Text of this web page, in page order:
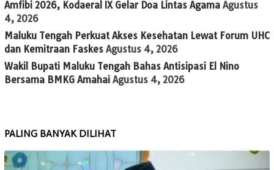
Amfibi 2026, Kodaeral IX Gelar Doa Lintas Agama Agustus
4, 2026
Maluku Tengah Perkuat Akses Kesehatan Lewat Forum UHC
dan Kemitraan Faskes Agustus 4, 2026
Wakil Bupati Maluku Tengah Bahas Antisipasi El Nino
Bersama BMKG Amahai Agustus 4, 2026
PALING BANYAK DILIHAT